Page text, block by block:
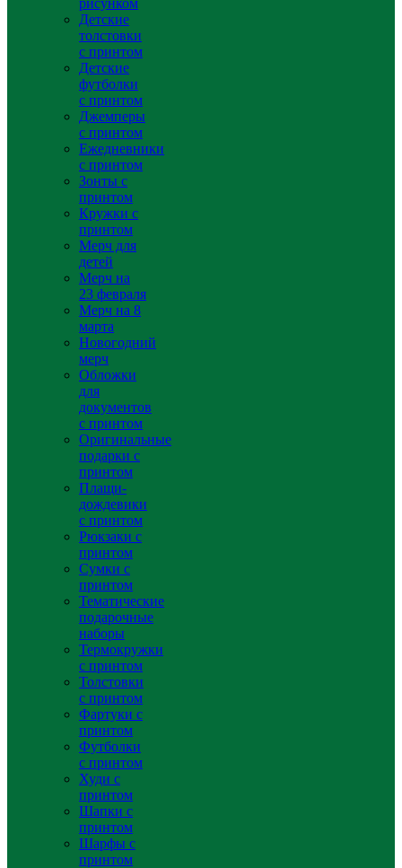
рисунком
Детские
толстовки
с принтом
Детские
футболки
с принтом
Джемперы
с принтом
Ежедневники
с принтом
Зонты с
принтом
Кружки с
принтом
Мерч для
детей
Мерч на
23 февраля
Мерч на 8
марта
Новогодний
мерч
Обложки
для
документов
с принтом
Оригинальные
подарки с
принтом
Плащи-
дождевики
с принтом
Рюкзаки с
принтом
Сумки с
принтом
Тематические
подарочные
наборы
Термокружки
с принтом
Толстовки
с принтом
Фартуки с
принтом
Футболки
с принтом
Худи с
принтом
Шапки с
принтом
Шарфы с
принтом